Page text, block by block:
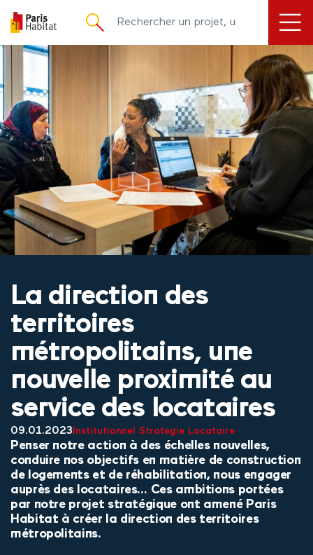
principal
La direction des
territoires
métropolitains, une
nouvelle proximité au
service des locataires
09.01.2023 Institutionnel Stratégie Locataire
Penser notre action à des échelles nouvelles,
conduire nos objectifs en matière de construction
de logements et de réhabilitation, nous engager
auprès des locataires… Ces ambitions portées
par notre projet stratégique ont amené Paris
Habitat à créer la direction des territoires
métropolitains.